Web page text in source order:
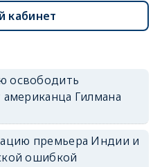
кабинет
освободить
Гилмана
премьера Индии и
ошибкой